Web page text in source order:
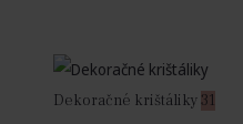
Dekoračné krištáliky 31